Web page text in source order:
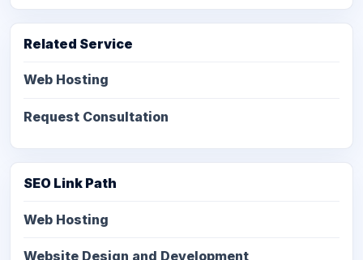
Related Service
Web Hosting
Request Consultation
SEO Link Path
Web Hosting
Website Design and Development